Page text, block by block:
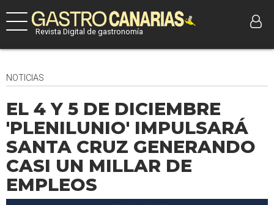
Revista Digital de gastronomía
NOTICIAS
EL 4 Y 5 DE DICIEMBRE
'PLENILUNIO' IMPULSARÁ
SANTA CRUZ GENERANDO
CASI UN MILLAR DE
EMPLEOS